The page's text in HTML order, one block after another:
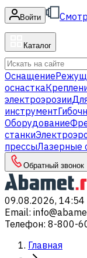
Войти
Каталог
Оснащение
оснастка
электроэрозии
инструмент
Оборудование
станки
прессыЛазерные
Обратный звонок
09.08.2026, 14:54
Email:
Телефон: 8-800-
Главная